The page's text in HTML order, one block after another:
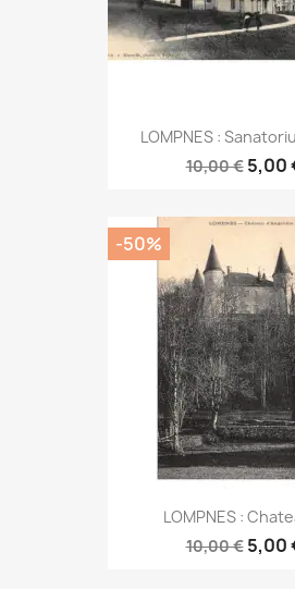
LOMPNES :
10,00 € 5,00
LOMPNES :
10,00 € 5,00
-50%